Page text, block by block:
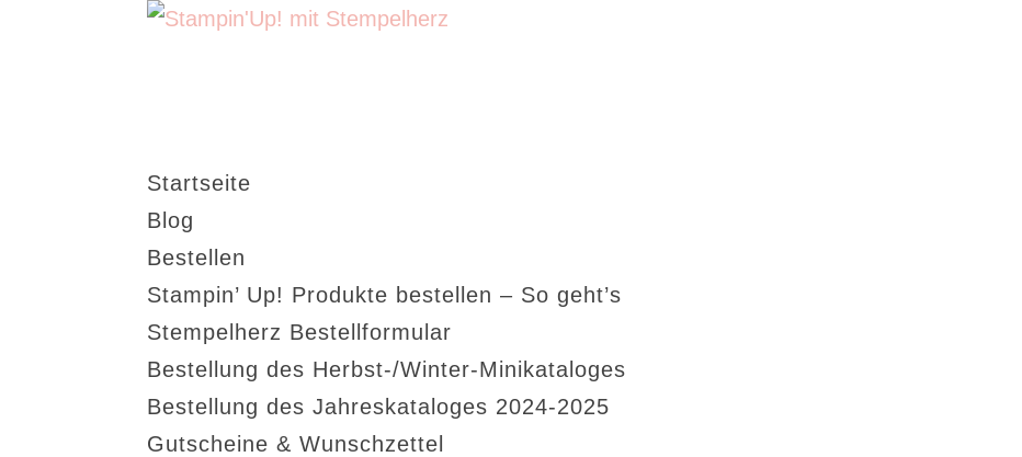
Startseite
Blog
Bestellen
Stampin’ Up! Produkte bestellen – So geht’s
Stempelherz Bestellformular
Bestellung des Herbst-/Winter-Minikataloges
Bestellung des Jahreskataloges 2024-2025
Gutscheine & Wunschzettel